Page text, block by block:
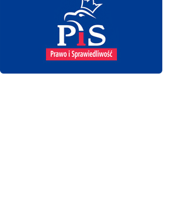
Dożynki Parafialne.